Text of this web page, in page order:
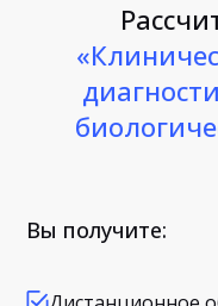
Вы получите: